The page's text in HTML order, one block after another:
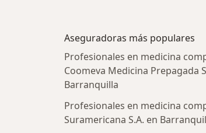
Aseguradoras más populares
Profesionales en medicina
Coomeva Medicina Prepagada
Barranquilla
Profesionales en medicina
Suramericana S.A. en